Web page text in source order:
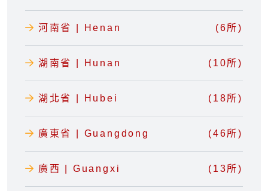
河南省 | Henan (6所)
湖南省 | Hunan (10所)
湖北省 | Hubei (18所)
廣東省 | Guangdong (46所)
廣西 | Guangxi (13所)